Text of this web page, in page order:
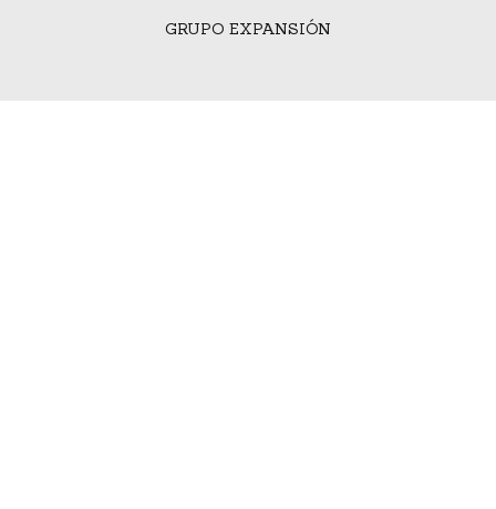
GRUPO EXPANSIÓN